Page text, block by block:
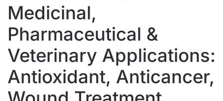
Medicinal,
Pharmaceutical &
Veterinary Applications:
Antioxidant, Anticancer,